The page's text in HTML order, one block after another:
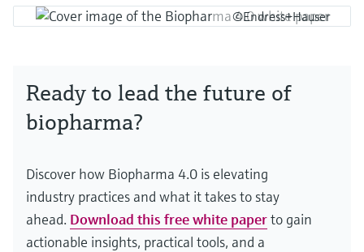
©Endress+Hauser
Ready to lead the future of
biopharma?
Discover how Biopharma 4.0 is elevating
industry practices and what it takes to stay
ahead. Download this free white paperto gain
actionable insights, practical tools, and a